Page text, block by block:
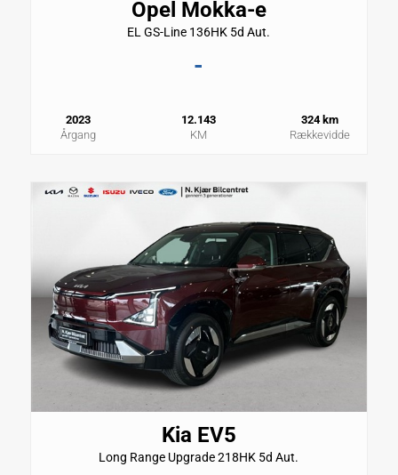
Opel Mokka-e
EL GS-Line 136HK 5d Aut.
-
2023
Årgang
12.143
KM
324 km
Rækkevidde
Kia EV5
Long Range Upgrade 218HK 5d Aut.